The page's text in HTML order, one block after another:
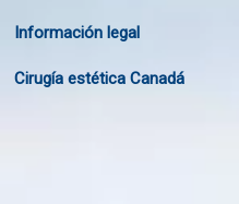
Información legal
Cirugía estética Canadá